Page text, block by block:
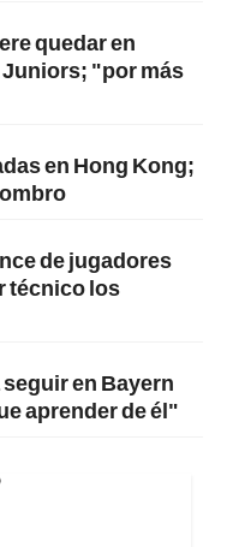
quedar en
"por más
en Hong Kong;
de jugadores
técnico los
en Bayern
aprender de él"